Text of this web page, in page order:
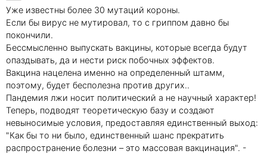
Уже известны более 30 мутаций короны.
Если бы вирус не мутировал, то с гриппом давно бы
покончили.
Бессмысленно выпускать вакцины, которые всегда будут
опаздывать, да и нести риск побочных эффектов.
Вакцина нацелена именно на определенный штамм,
поэтому, будет бесполезна против других..
Пандемия лжи носит политический а не научный характер!
Теперь, подводят теоретическую базу и создают
невыносимые условия, предоставляя единственный выход:
"Как бы то ни было, единственный шанс прекратить
распространение болезни – это массовая вакцинация". -